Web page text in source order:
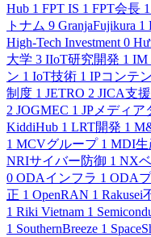
Hub 1 FPT IS 1 FPT会長 1
トナム 9 GranjaFujikura 1
High-Tech Investment 0
大学 3 IIoT研究開発 1 IM
ン 1 IoT技術 1 IPコンテ
制度 1 JETRO 2 JICA支援
2 JOGMEC 1 JPメディア
KiddiHub 1 LRT開発 1
1 MCVグループ 1 MDI生
NRIサイバー防御 1 NX
0 ODAインフラ 1 ODA
正 1 OpenRAN 1 Rakusei
1 Riki Vietnam 1
1 SouthernBreeze 1